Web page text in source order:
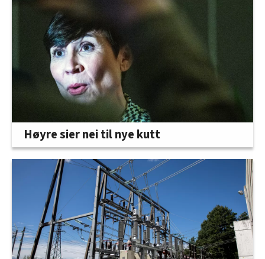
Høyre sier nei til nye kutt